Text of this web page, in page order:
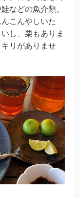
などの魚介類。
こんやしいた
し、栗もありま
リがありませ